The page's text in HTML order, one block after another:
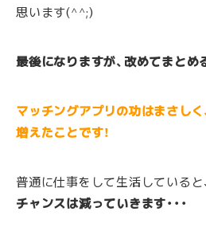
思います(^^;)
最後になりますが、改めてまとめる
マッチングアプリの功はまさし
増えたことです！
普通に仕事をして生活していると
チャンスは減っていきます・・・